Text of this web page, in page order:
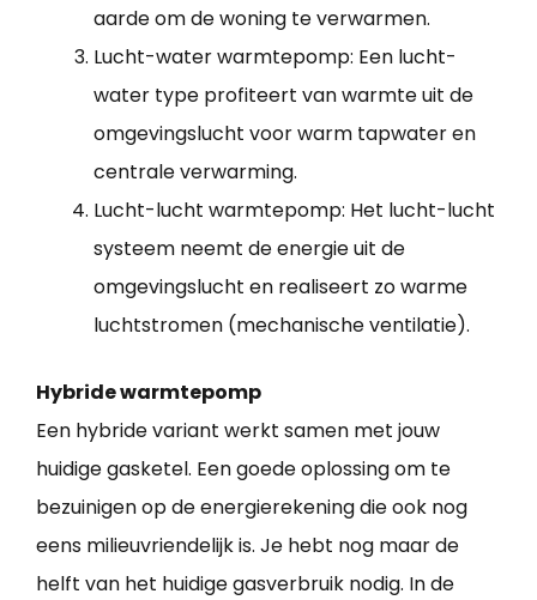
aarde om de woning te verwarmen.
Lucht-water warmtepomp: Een lucht-
water type profiteert van warmte uit de
omgevingslucht voor warm tapwater en
centrale verwarming.
Lucht-lucht warmtepomp: Het lucht-lucht
systeem neemt de energie uit de
omgevingslucht en realiseert zo warme
luchtstromen (mechanische ventilatie).
Hybride warmtepomp
Een hybride variant werkt samen met jouw
huidige gasketel. Een goede oplossing om te
bezuinigen op de energierekening die ook nog
eens milieuvriendelijk is. Je hebt nog maar de
helft van het huidige gasverbruik nodig. In de